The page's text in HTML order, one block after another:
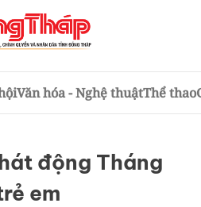
Văn hóa - Nghệ thuậtThể thao
động Tháng
em